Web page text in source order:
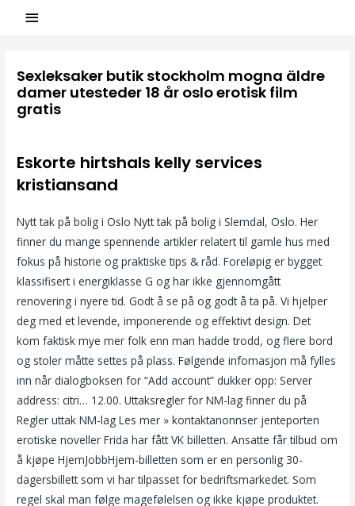
Sexleksaker butik stockholm mogna äldre
damer utesteder 18 år oslo erotisk film
gratis
Eskorte hirtshals kelly services
kristiansand
Nytt tak på bolig i Oslo Nytt tak på bolig i Slemdal, Oslo. Her
finner du mange spennende artikler relatert til gamle hus med
fokus på historie og praktiske tips & råd. Foreløpig er bygget
klassifisert i energiklasse G og har ikke gjennomgått
renovering i nyere tid. Godt å se på og godt å ta på. Vi hjelper
deg med et levende, imponerende og effektivt design. Det
kom faktisk mye mer folk enn man hadde trodd, og flere bord
og stoler måtte settes på plass. Følgende infomasjon må fylles
inn når dialogboksen for “Add account” dukker opp: Server
address: citri… 12.00. Uttaksregler for NM-lag finner du på
Regler uttak NM-lag Les mer » kontaktanonnser jenteporten
erotiske noveller Frida har fått VK billetten. Ansatte får tilbud om
å kjøpe HjemJobbHjem-billetten som er en personlig 30-
dagersbillett som vi har tilpasset for bedriftsmarkedet. Som
regel skal man følge magefølelsen og ikke kjøpe produktet.